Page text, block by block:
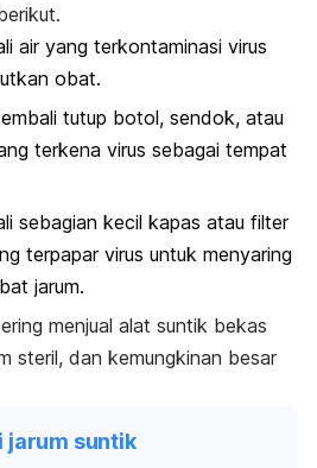
air yang terkontaminasi virus
obat.
tutup botol, sendok, atau
terkena virus sebagai tempat
sebagian kecil kapas atau filter
terpapar virus untuk menyaring
jarum.
menjual alat suntik bekas
steril, dan kemungkinan besar
jarum suntik